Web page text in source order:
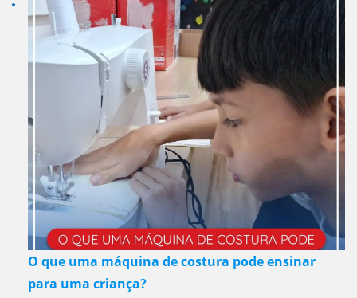
O que uma máquina de costura pode ensinar
para uma criança?